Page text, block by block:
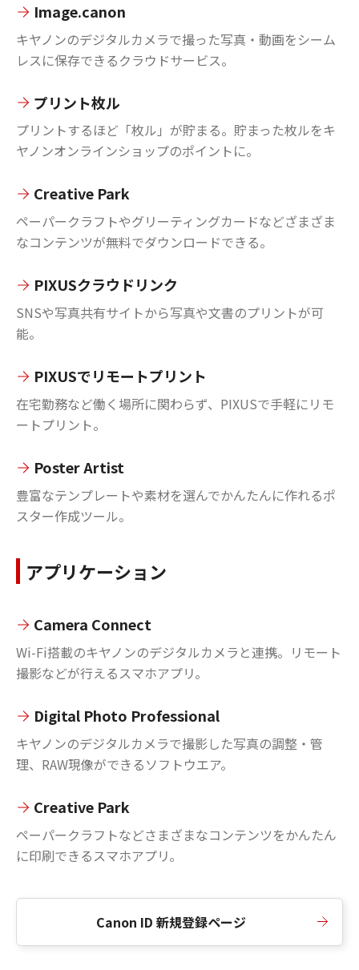
Image.canon
キヤノンのデジタルカメラで撮った写真・動画をシーム
レスに保存できるクラウドサービス。
プリント枚ル
プリントするほど「枚ル」が貯まる。貯まった枚ルをキ
ヤノンオンラインショップのポイントに。
Creative Park
ペーパークラフトやグリーティングカードなどざまざま
なコンテンツが無料でダウンロードできる。
PIXUSクラウドリンク
SNSや写真共有サイトから写真や文書のプリントが可
能。
PIXUSでリモートプリント
在宅勤務など働く場所に関わらず、PIXUSで手軽にリモ
ートプリント。
Poster Artist
豊富なテンプレートや素材を選んでかんたんに作れるポ
スター作成ツール。
アプリケーション
Camera Connect
Wi-Fi搭載のキヤノンのデジタルカメラと連携。リモート
撮影などが行えるスマホアプリ。
Digital Photo Professional
キヤノンのデジタルカメラで撮影した写真の調整・管
理、RAW現像ができるソフトウエア。
Creative Park
ペーパークラフトなどさまざまなコンテンツをかんたん
に印刷できるスマホアプリ。
Canon ID 新規登録ページ